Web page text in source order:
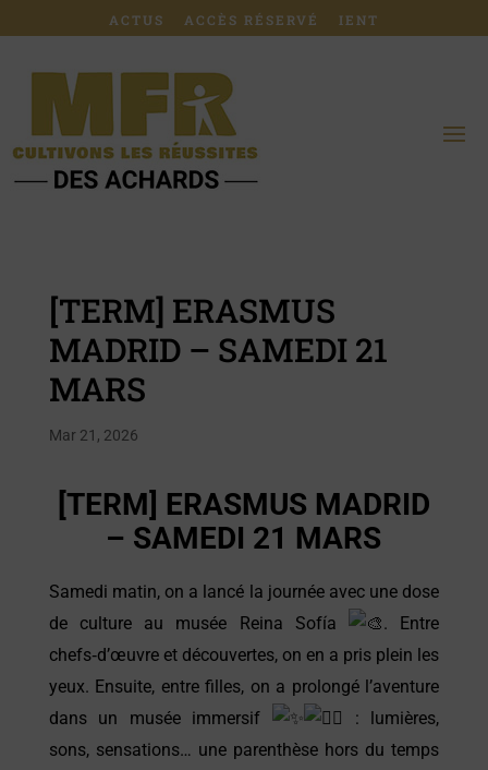
ACTUS ACCÈS RÉSERVÉ IENT
[TERM] ERASMUS
MADRID – SAMEDI 21
MARS
Mar 21, 2026
[TERM] ERASMUS MADRID
– SAMEDI 21 MARS
Samedi matin, on a lancé la journée avec une dose
de culture au musée Reina Sofía
. Entre
chefs‑d’œuvre et découvertes, on en a pris plein les
yeux. Ensuite, entre filles, on a prolongé l’aventure
dans un musée immersif
: lumières,
sons, sensations… une parenthèse hors du temps